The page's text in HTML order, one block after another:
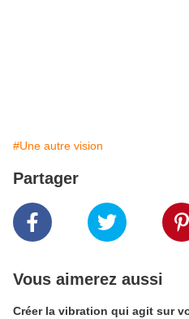
#Une autre vision
Partager
Vous aimerez aussi
Créer la vibration qui agit sur